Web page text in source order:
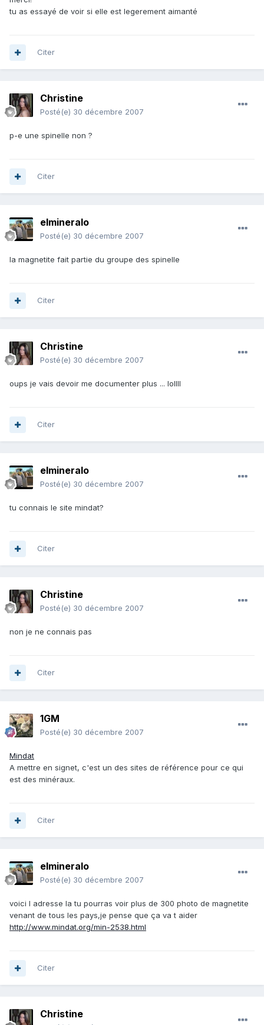
tu as essayé de voir si elle est legerement aimanté
Citer
Christine
Posté(e) 30 décembre 2007
p-e une spinelle non ?
Citer
elmineralo
Posté(e) 30 décembre 2007
la magnetite fait partie du groupe des spinelle
Citer
Christine
Posté(e) 30 décembre 2007
oups je vais devoir me documenter plus ... lollll
Citer
elmineralo
Posté(e) 30 décembre 2007
tu connais le site mindat?
Citer
Christine
Posté(e) 30 décembre 2007
non je ne connais pas
Citer
1GM
Posté(e) 30 décembre 2007
Mindat
A mettre en signet, c'est un des sites de référence pour ce qui
est des minéraux.
Citer
elmineralo
Posté(e) 30 décembre 2007
voici l adresse la tu pourras voir plus de 300 photo de magnetite
venant de tous les pays,je pense que ça va t aider
http://www.mindat.org/min-2538.html
Citer
Christine